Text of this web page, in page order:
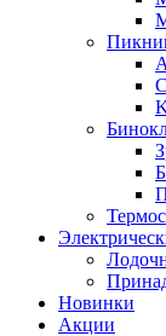
Новинки
Акции